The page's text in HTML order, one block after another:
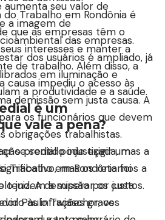
aumenta seu valor de
a imagem de
das empresas.
dos usuários é ampliado, já
em iluminação e
a produtividade e a saúde.
é um
vale a pena?
predial pode exigir um
mas os retornos a
tendem a superar os custos.
Paulo Twiaschor, os
do Trabalho em Rondônia é
que as empresas têm o
interesses e manter a
de trabalho. Além disso, a
causa impediu o acesso às
demissão sem justa causa. A
os funcionários que devem
obrigações trabalhistas.
se sentido injustiçada, mas a
Trabalho em Rondônia foi
juiz. A demissão por justa
às infrações graves